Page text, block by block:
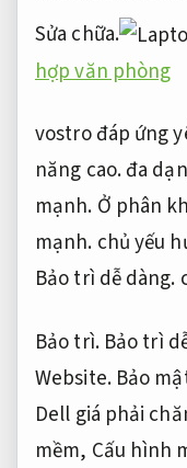
Sửa chữa.
hợp văn phòng
vostro đáp ứng
năng cao.đa
mạnh. Ở phân
mạnh. chủ yếu
Bảo trì dễ dàng.
Bảo trì. Bảo trì
Website. Bảo
Dell giá phải
mềm, Cấu hình